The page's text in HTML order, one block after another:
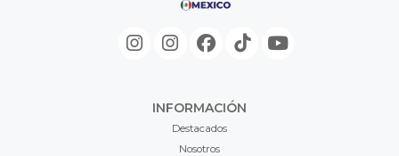
INFORMACIÓN
Destacados
Nosotros